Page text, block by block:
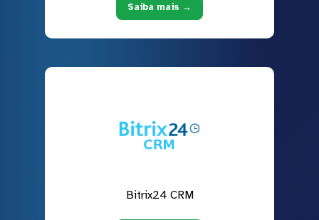
Saiba mais →
Bitrix24 CRM